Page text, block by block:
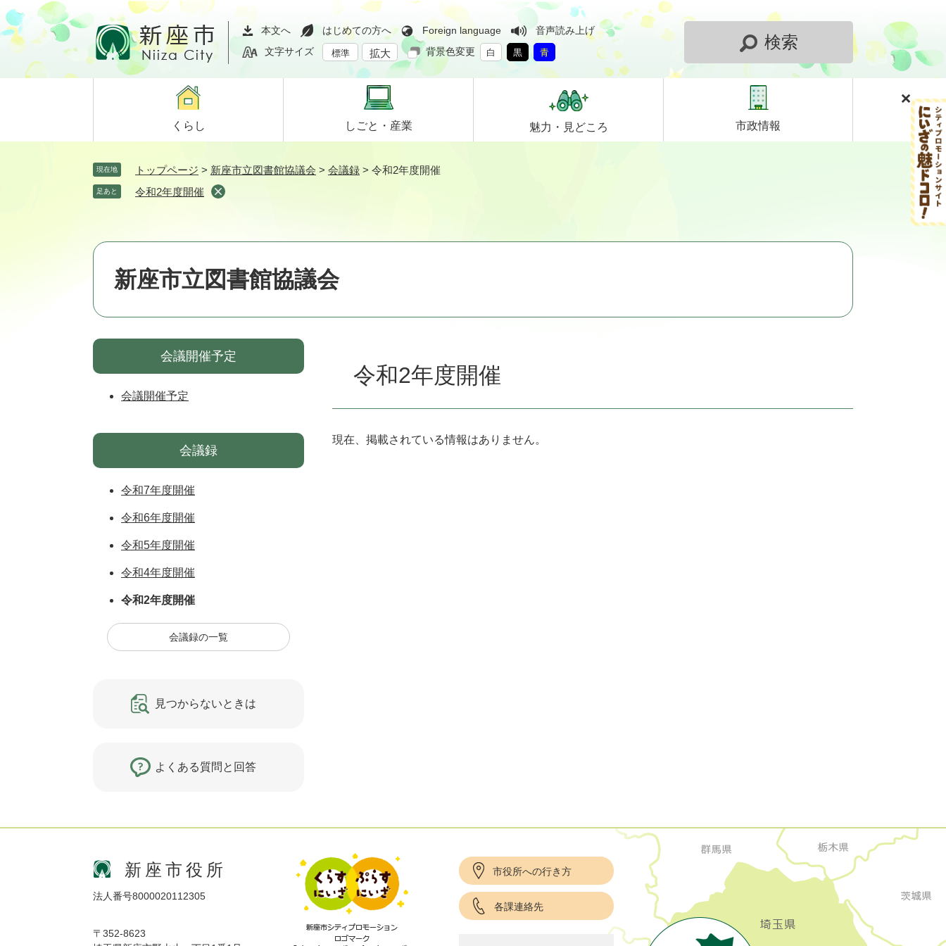
ペ
ー
ジ
メ
ニ
ュ
て
本文へ はじめての方へ Foreign language
音声読み上げ
文字サイズ
標準 拡大 背景色変更 白 黒 青
検索
くらし しごと・ 産業 魅力・ 見どころ 市政情報
現在地 トップページ > 新座市立図書館協議会 > 会議録 > 令和2年度開催
足あと 令和2年度開催
新座市立図書館協議会
令和2年度開催
現在、掲載されている情報はありません。
会議開催予定
会議開催予定
会議録
令和7年度開催
令和6年度開催
令和5年度開催
令和4年度開催
令和2年度開催
会議録の一覧
見つからないときは
よくある質問と回答
新座市役所
法人番号8000020112305
〒352-8623
市役所への行き方
各課連絡先